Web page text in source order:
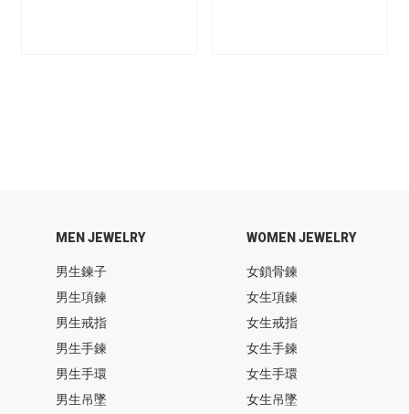
MEN JEWELRY
男生鍊子
男生項鍊
男生戒指
男生手鍊
男生手環
男生吊墜
WOMEN JEWELRY
女鎖骨鍊
女生項鍊
女生戒指
女生手鍊
女生手環
女生吊墜